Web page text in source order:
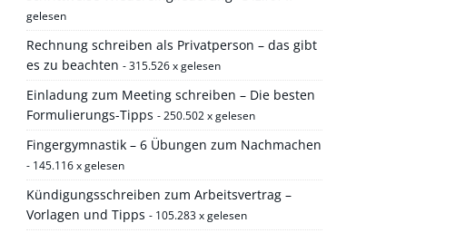
gelesen
Rechnung schreiben als Privatperson – das gibt
es zu beachten - 315.526 x gelesen
Einladung zum Meeting schreiben – Die besten
Formulierungs-Tipps - 250.502 x gelesen
Fingergymnastik – 6 Übungen zum Nachmachen
- 145.116 x gelesen
Kündigungsschreiben zum Arbeitsvertrag –
Vorlagen und Tipps - 105.283 x gelesen